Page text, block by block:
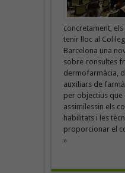
concretament, els
tenir lloc al
Barcelona una
sobre consultes
dermofarmàcia,
auxiliars de
per objectius que
assimilessin els
habilitats i les
proporcionar el
»